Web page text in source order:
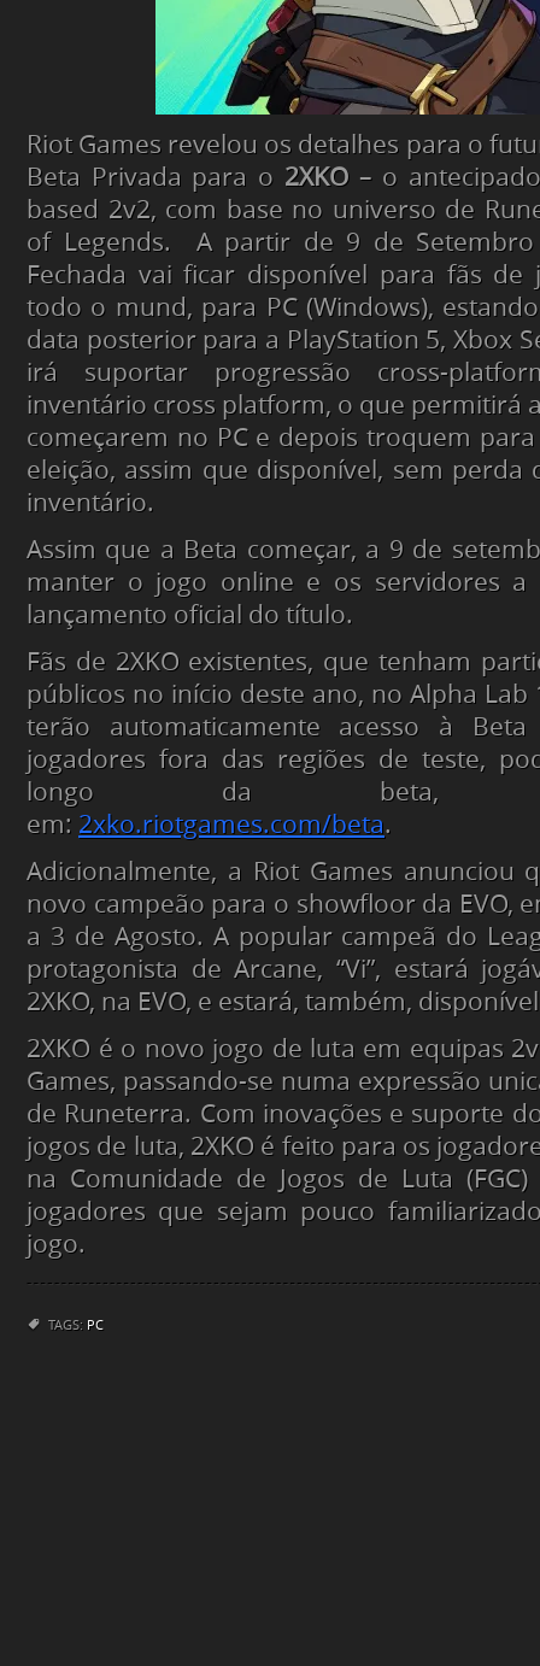
Riot Games revelou os detalhes para o
Beta Privada para o 2XKO– o
based 2v2, com base no universo de
of Legends. A partir de 9 de Setembro
Fechada vai ficar disponível para fãs
todo o mund, para PC (Windows),
data posterior para a PlayStation 5, Xbox
irá suportar progressão cross-
inventário cross platform, o que permitirá
começarem no PC e depois troquem
eleição, assim que disponível, sem perda
inventário.
Assim que a Beta começar, a 9 de
manter o jogo online e os servidores a
lançamento oficial do título.
Fãs de 2XKO existentes, que tenham
públicos no início deste ano, no Alpha Lab
terão automaticamente acesso à Beta
jogadores fora das regiões de teste,
longo da beta,
em: 2xko.riotgames.com/beta.
Adicionalmente, a Riot Games anunciou
novo campeão para o showfloor da EVO,
a 3 de Agosto. A popular campeã do
protagonista de Arcane, “Vi”, estará
2XKO, na EVO, e estará, também,
2XKO é o novo jogo de luta em equipas
Games, passando-se numa expressão
de Runeterra. Com inovações e suporte
jogos de luta, 2XKO é feito para os
na Comunidade de Jogos de Luta
jogadores que sejam pouco
jogo.
TAGS: PC